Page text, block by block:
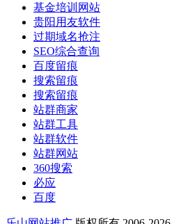
基金培训网站
贵阳用友软件
过期域名抢注
SEO综合查询
百度留痕
搜索留痕
搜索留痕
站群商家
站群工具
站群软件
站群网站
360搜索
必应
百度